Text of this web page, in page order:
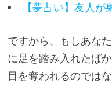
【夢占い】友人
ですから、もしあな
に足を踏み入れたば
目を奪われるのでは